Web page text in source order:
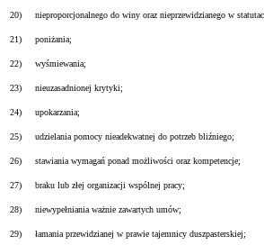
20) nieproporcjonalnego do winy oraz nieprzewidzianego w
21) poniżania;
22) wyśmiewania;
23) nieuzasadnionej krytyki;
24) upokarzania;
25) udzielania pomocy nieadekwatnej do potrzeb bliźniego;
26) stawiania wymagań ponad możliwości oraz kompetencje;
27) braku lub złej organizacji wspólnej pracy;
28) niewypełniania ważnie zawartych umów;
29) łamania przewidzianej w prawie tajemnicy duszpasterskiej;